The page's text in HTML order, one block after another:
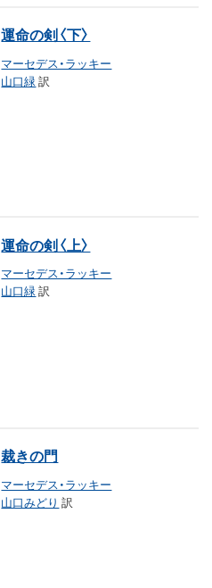
運命の剣〈下〉
マーセデス・ラッキー
山口緑訳
運命の剣〈上〉
マーセデス・ラッキー
山口緑訳
裁きの門
マーセデス・ラッキー
山口みどり 訳